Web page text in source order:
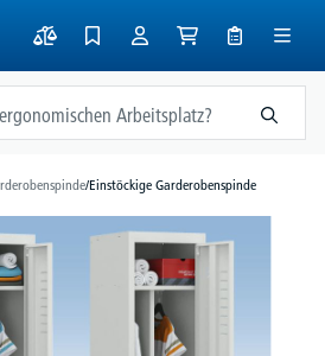
/Einstöckige Garderobenspinde